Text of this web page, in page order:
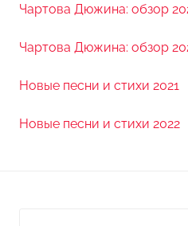
Чартова Дюжина: обзор
Чартова Дюжина: обзор
Новые песни и стихи 2021
Новые песни и стихи 2022